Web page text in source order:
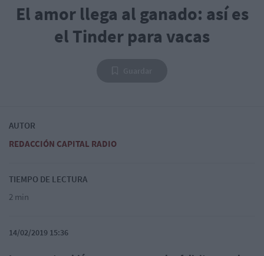
El amor llega al ganado: así es
el Tinder para vacas
AUTOR
REDACCIÓN CAPITAL RADIO
TIEMPO DE LECTURA
2 min
14/02/2019 15:36